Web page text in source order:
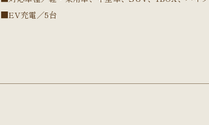
■EV充電／5台